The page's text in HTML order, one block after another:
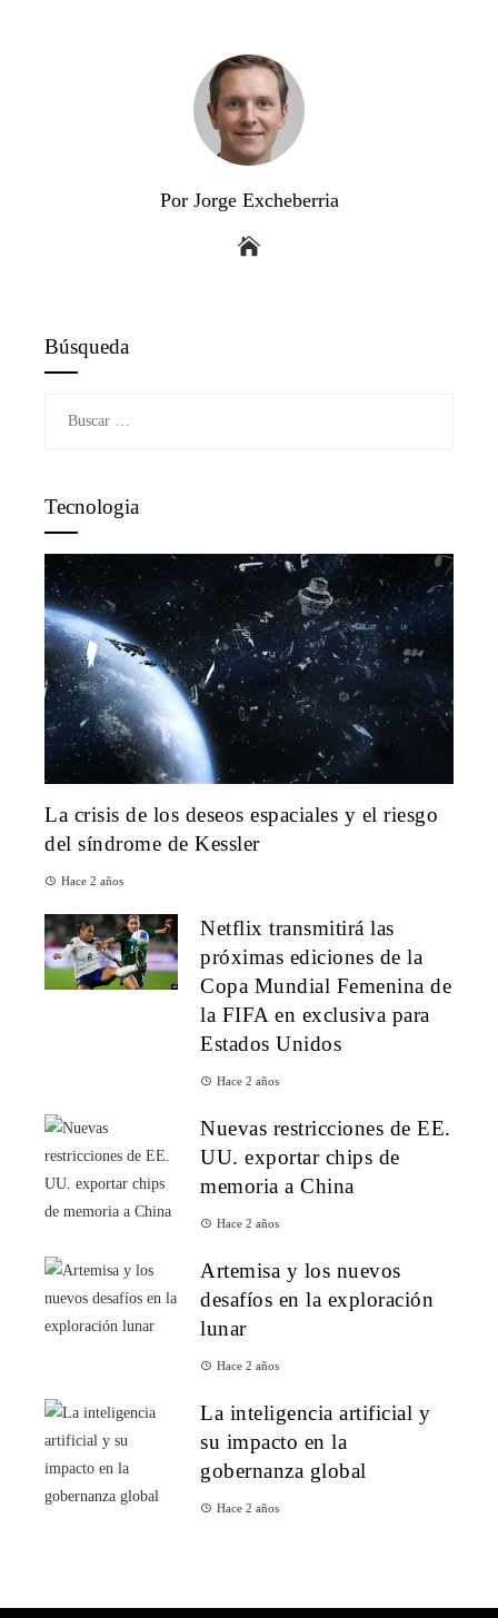
Por Jorge Excheberria
Búsqueda
Tecnologia
La crisis de los deseos espaciales y el riesgo
del síndrome de Kessler
Hace 2 años
Netflix transmitirá las
próximas ediciones de la
Copa Mundial Femenina de
la FIFA en exclusiva para
Estados Unidos
Hace 2 años
Nuevas restricciones de EE.
UU. exportar chips de
memoria a China
Hace 2 años
Artemisa y los nuevos
desafíos en la exploración
lunar
Hace 2 años
La inteligencia artificial y
su impacto en la
gobernanza global
Hace 2 años